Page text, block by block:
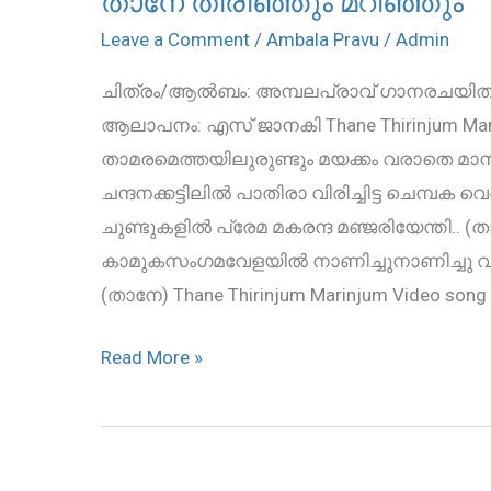
Leave a Comment / Ambala Pravu / Admin
ചിത്രം/ആൽബം: അമ്പലപ്രാവ്
ആലാപനം: എസ് ജാനകി Thane Thirinjum
താമരമെത്തയിലുരുണ്ടും മയക്കം വരാതെ
ചന്ദനക്കട്ടിലിൽ പാതിരാ വിരിച്ചിട്ട
ചുണ്ടുകളിൽ പ്രേമ മകരന്ദ മഞ്ജരിയേന്തി..
കാമുകസംഗമവേളയിൽ നാണിച്ചുനാണിച്ചു
(താനേ) Thane Thirinjum Marinjum Video song
തിരിഞ്ഞും
Read More »